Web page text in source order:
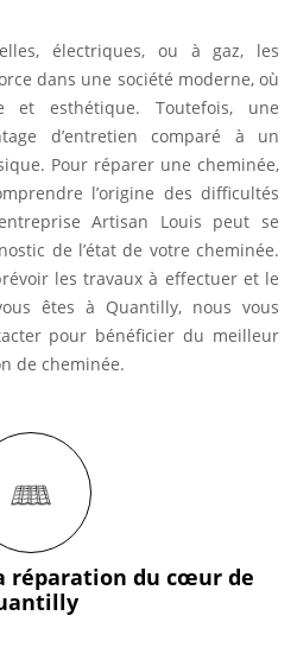
électriques, ou à gaz, les
dans une société moderne, où
et esthétique. Toutefois, une
d’entretien comparé à un
Pour réparer une cheminée,
l’origine des difficultés
Artisan Louis peut se
de l’état de votre cheminée.
les travaux à effectuer et le
êtes à Quantilly, nous vous
pour bénéficier du meilleur
de cheminée.
réparation du cœur de